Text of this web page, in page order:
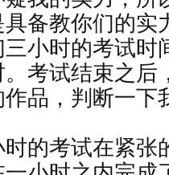
备教你们的实
小时的考试时
。考试结束之后
品，判断一下
考试在紧张